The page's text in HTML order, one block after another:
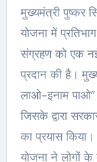
मुख्यमंत्री पुष्कर
योजना में
संग्रहण को एक
प्रदान की है।
लाओ-इनाम पाओ”
जिसके द्वारा
का प्रयास
योजना ने लोगों के